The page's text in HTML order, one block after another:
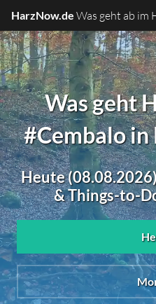
HarzNow.de Was geht ab im
Was geht
#Cembalo in
Heute
& Things-to-